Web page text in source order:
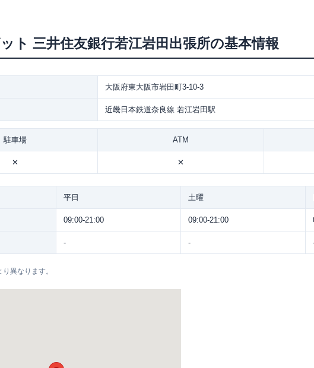
ト 三井住友銀行若江岩田出張所の基本情報
大阪府東大阪市岩田町3-10-3
近畿日本鉄道奈良線 若江岩田駅
駐車場 ATM
✕ ✕
平日 土曜
09:00-21:00 09:00-21:00
- -
異なります。